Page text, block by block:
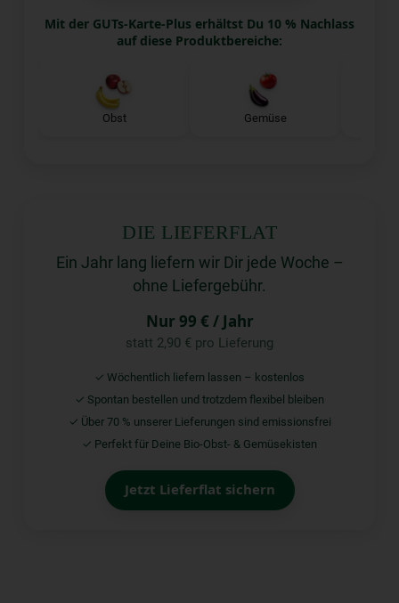
Mit der GUTs-Karte-Plus erhältst Du 10 % Nachlass
auf diese Produktbereiche:
Obst Gemüse
DIE LIEFERFLAT
Ein Jahr lang liefern wir Dir jede Woche –
ohne Liefergebühr.
Nur 99 € / Jahr
statt 2,90 € pro Lieferung
✓ Wöchentlich liefern lassen – kostenlos
✓ Spontan bestellen und trotzdem flexibel bleiben
✓ Über 70 % unserer Lieferungen sind emissionsfrei
✓ Perfekt für Deine Bio-Obst- & Gemüsekisten
Jetzt Lieferflat sichern